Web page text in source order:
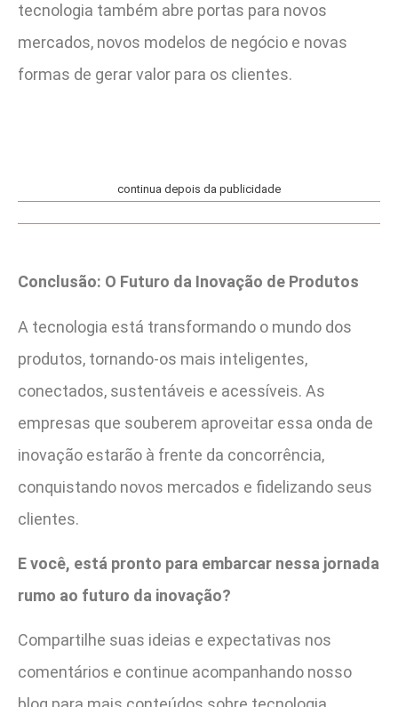
tecnologia também abre portas para novos
mercados, novos modelos de negócio e novas
formas de gerar valor para os clientes.
continua depois da publicidade
Conclusão: O Futuro da Inovação de Produtos
A tecnologia está transformando o mundo dos
produtos, tornando-os mais inteligentes,
conectados, sustentáveis e acessíveis. As
empresas que souberem aproveitar essa onda de
inovação estarão à frente da concorrência,
conquistando novos mercados e fidelizando seus
clientes.
E você, está pronto para embarcar nessa jornada
rumo ao futuro da inovação?
Compartilhe suas ideias e expectativas nos
comentários e continue acompanhando nosso